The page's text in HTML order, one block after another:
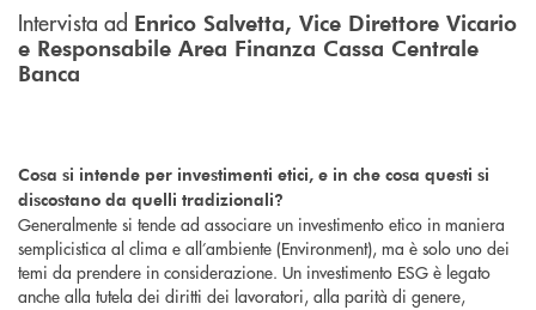
Intervista ad Enrico Salvetta, Vice Direttore Vicario
e Responsabile Area Finanza Cassa Centrale
Banca
Cosa si intende per investimenti etici, e in che cosa questi si
discostano da quelli tradizionali?
Generalmente si tende ad associare un investimento etico in maniera
semplicistica al clima e all’ambiente (Environment), ma è solo uno dei
temi da prendere in considerazione. Un investimento ESG è legato
anche alla tutela dei diritti dei lavoratori, alla parità di genere,